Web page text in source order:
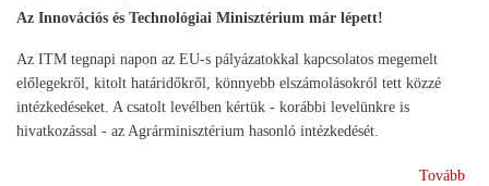
Az Innovációs és Technológiai Minisztérium már lépett!
Az ITM tegnapi napon az EU-s pályázatokkal kapcsolatos megemelt
előlegekről, kitolt határidőkről, könnyebb elszámolásokról tett közzé
intézkedéseket. A csatolt levélben kértük - korábbi levelünkre is
hivatkozással - az Agrárminisztérium hasonló intézkedését.
Tovább